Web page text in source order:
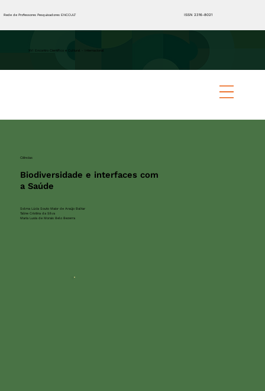
Rede de Professores Pesquisadores ENCCULT ISSN 2316-8021
XVI Encontro Científico e Cultural - Internacional
Ciências
Biodiversidade e interfaces com
a Saúde
Solma Lúcia Souto Maior de Araújo Baltar
Taline Cristina da Silva
Maria Lusia de Morais Belo Bezerra